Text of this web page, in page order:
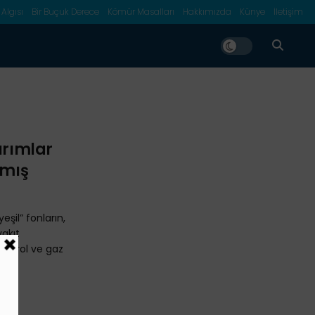
Bir Buçuk Derece Kömür Masalları Hakkımızda Künye İletişim
fonların,
ve gaz